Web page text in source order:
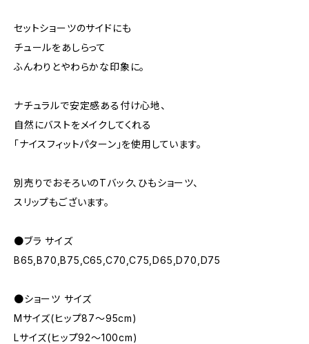
セットショーツのサイドにも
チュールをあしらって
ふんわりとやわらかな印象に。
ナチュラルで安定感ある付け心地、
自然にバストをメイクしてくれる
「ナイスフィットパターン」を使用しています。
別売りでおそろいのTバック、ひもショーツ、
スリップもございます。
●ブラ サイズ
B65,B70,B75,C65,C70,C75,D65,D70,D75
●ショーツ サイズ
Mサイズ(ヒップ87～95cm)
Lサイズ(ヒップ92～100cm)